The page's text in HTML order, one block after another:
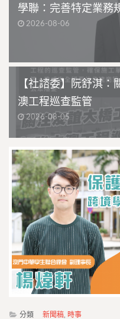
學聯：完善特定業務
2026-08-06
【社諮委】阮舒淇
澳工程巡查監管
2026-08-05
分類 新聞稿 時事